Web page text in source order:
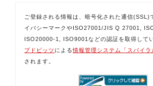
ご登録される情報は、暗号化された通信(SSL)
イバシーマークやISO27001/JIS Q 27001,
ISO20000-1, ISO9001などの認証を取得して
プドビッツ による情報管理システム「スパイラ
されます。